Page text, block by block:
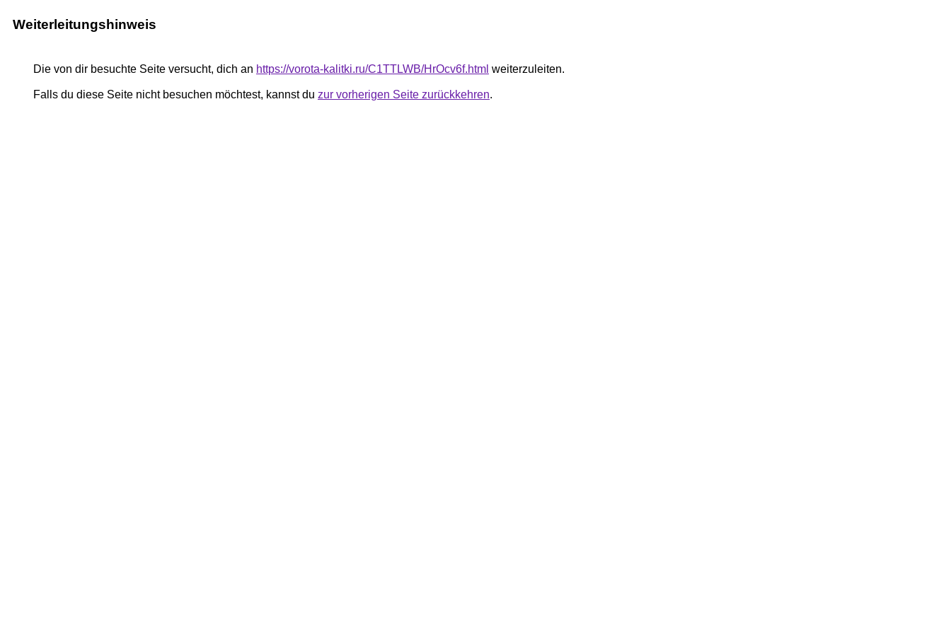
Weiterleitungshinweis
Die von dir besuchte Seite versucht, dich an https://vorota-kalitki.ru/C1TTLWB/HrOcv6f.html weiterzuleiten.
Falls du diese Seite nicht besuchen möchtest, kannst du zur vorherigen Seite zurückkehren.